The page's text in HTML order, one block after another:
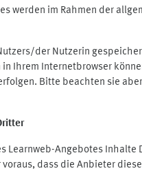
werden im Rahmen der
der Nutzerin
Ihrem Internetbrowser
Bitte beachten sie
Learnweb-Angebotes
dass die Anbieter